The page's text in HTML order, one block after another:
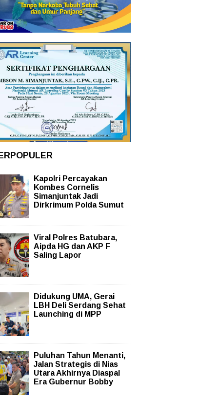
Kapolri Percayakan
Kombes Cornelis
Simanjuntak Jadi
Dirkrimum Polda Sumut
Viral Polres Batubara,
Aipda HG dan AKP F
Saling Lapor
Didukung UMA, Gerai
LBH Deli Serdang Sehat
Launching di MPP
Puluhan Tahun Menanti,
Jalan Strategis di Nias
Utara Akhirnya Diaspal
Era Gubernur Bobby